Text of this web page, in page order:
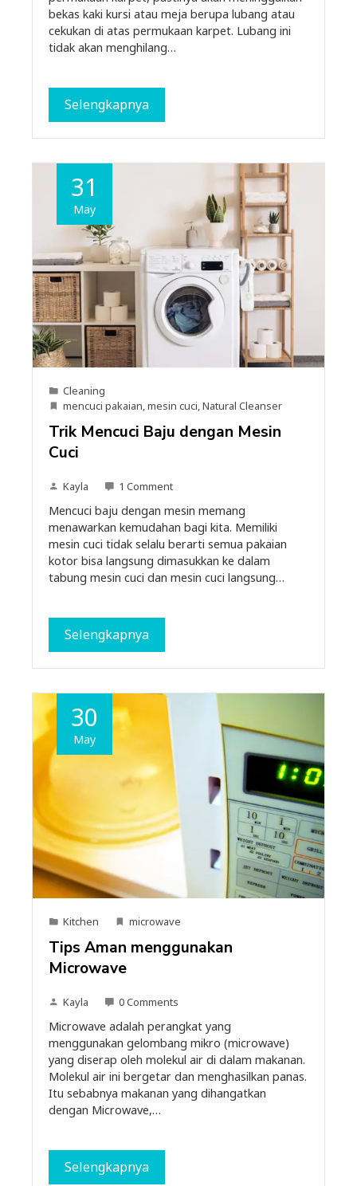
bekas kaki kursi atau meja berupa lubang atau
cekukan di atas permukaan karpet. Lubang ini
tidak akan menghilang…
Selengkapnya
31
May
Cleaning
mencuci pakaian,mesin cuci,Natural Cleanser
Trik Mencuci Baju dengan Mesin
Cuci
Kayla 1 Comment
Mencuci baju dengan mesin memang
menawarkan kemudahan bagi kita. Memiliki
mesin cuci tidak selalu berarti semua pakaian
kotor bisa langsung dimasukkan ke dalam
tabung mesin cuci dan mesin cuci langsung…
Selengkapnya
30
May
Kitchen microwave
Tips Aman menggunakan
Microwave
Kayla 0 Comments
Microwave adalah perangkat yang
menggunakan gelombang mikro (microwave)
yang diserap oleh molekul air di dalam makanan.
Molekul air ini bergetar dan menghasilkan panas.
Itu sebabnya makanan yang dihangatkan
dengan Microwave,…
Selengkapnya